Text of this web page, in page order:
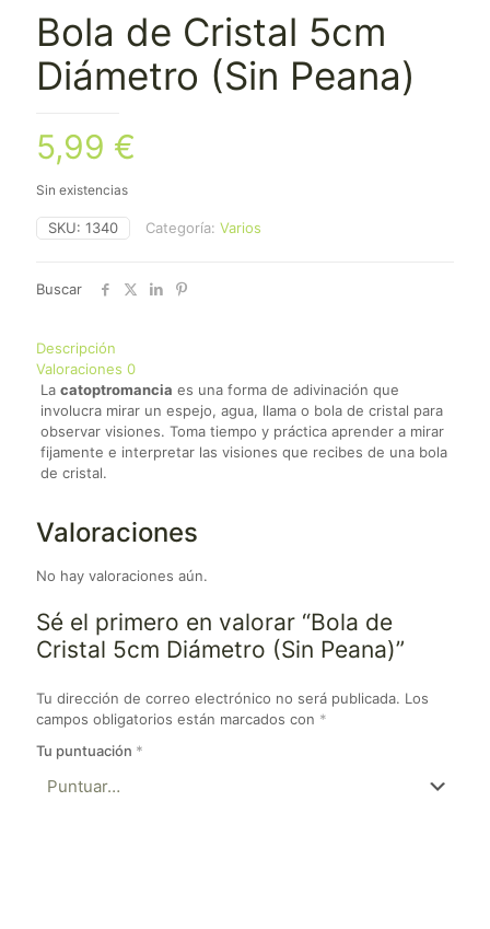
Bola de Cristal 5cm
Diámetro (Sin Peana)
5,99 €
Sin existencias
SKU: 1340 Categoría: Varios
Buscar
Descripción
Valoraciones 0
La catoptromancia es una forma de adivinación que
involucra mirar un espejo, agua, llama o bola de cristal para
observar visiones. Toma tiempo y práctica aprender a mirar
fijamente e interpretar las visiones que recibes de una bola
de cristal.
Valoraciones
No hay valoraciones aún.
Sé el primero en valorar “Bola de
Cristal 5cm Diámetro (Sin Peana)”
Tu dirección de correo electrónico no será publicada. Los
campos obligatorios están marcados con *
Tu puntuación *